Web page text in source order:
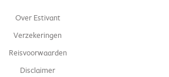
Over Estivant
Verzekeringen
Reisvoorwaarden
Disclaimer